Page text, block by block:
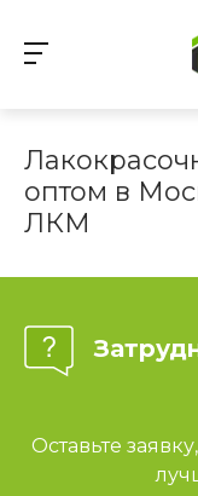
оптом в
ЛКМ
Оставьте